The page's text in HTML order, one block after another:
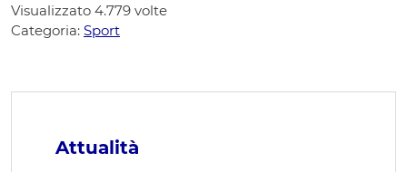
Visualizzato 4.779 volte
Categoria: Sport
Attualità